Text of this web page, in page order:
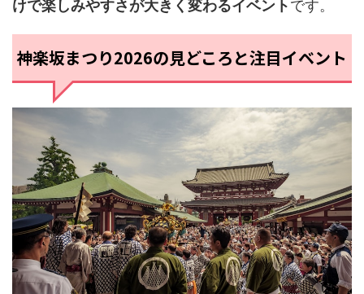
けで楽しみやすさが大きく変わるイベントです。
神楽坂まつり2026の見どころと注目イベント